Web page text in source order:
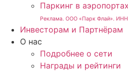
Паркинг в аэропортах
Реклама. ООО «Парк Флай». ИНН
Инвесторам и Партнёрам
О нас
Подробнее о сети
Награды и рейтинги